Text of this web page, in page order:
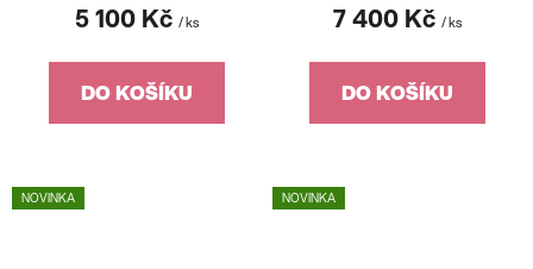
5 100 Kč / ks
DO KOŠÍKU
7 400 Kč / ks
DO KOŠÍKU
NOVINKA NOVINKA